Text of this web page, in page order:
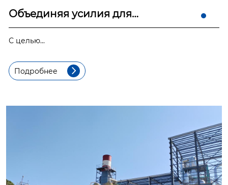
Объединяя усилия для
обеспечения слаженной рабо...
С целью...
Подробнее 